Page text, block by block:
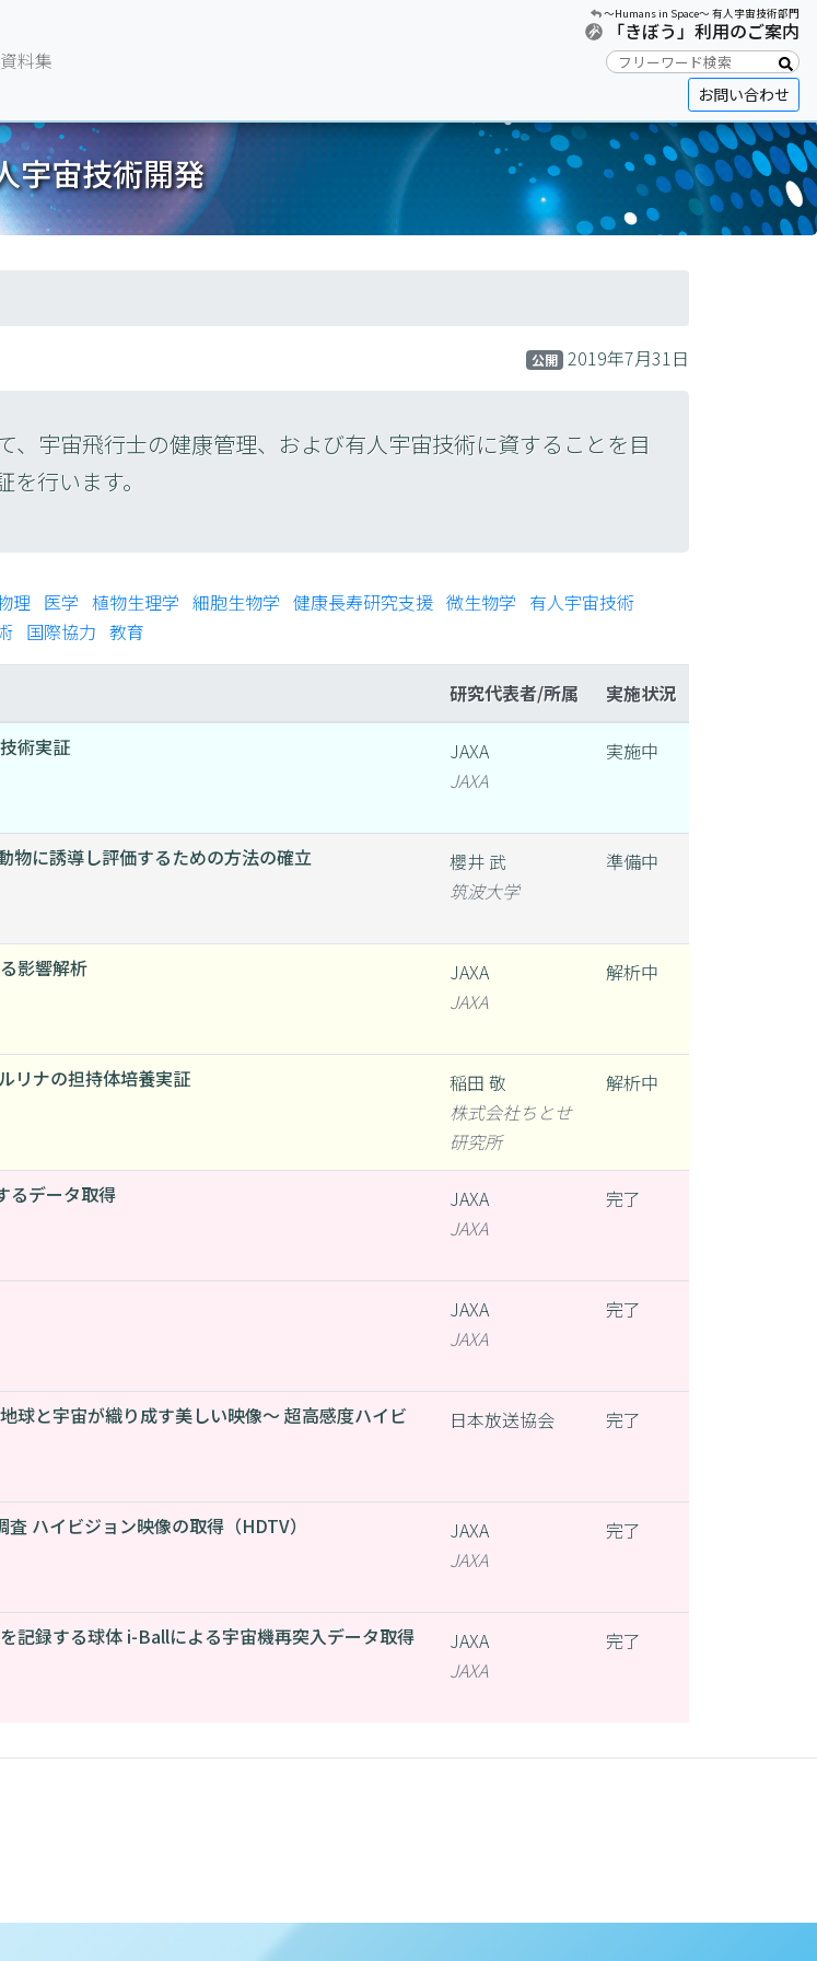
資料集
〜Humans in Space〜 有人宇宙技術部門
「きぼう」利用のご案内
お問い合わせ
宇宙技術開発
公開 2019年7月31日
宇宙飛行士の健康管理、および有人宇宙技術に資することを目
行います。
理 医学 植物生理学 細胞生物学 健康長寿研究支援 微生物学 有人宇宙技術
国際協力 教育
研究代表者/所属 実施状況
術実証
JAXA
JAXA
実施中
物に誘導し評価するための方法の確立
櫻井 武
筑波大学
準備中
影響解析
JAXA
JAXA
解析中
リナの担持体培養実証
稲田 敬
株式会社ちとせ
研究所
解析中
るデータ取得
JAXA
JAXA
完了
JAXA
JAXA
完了
と宇宙が織り成す美しい映像～ 超高感度ハイビ 日本放送協会 完了
ハイビジョン映像の取得（HDTV）
JAXA
JAXA
完了
記録する球体 i-Ballによる宇宙機再突入データ取得
JAXA
JAXA
完了